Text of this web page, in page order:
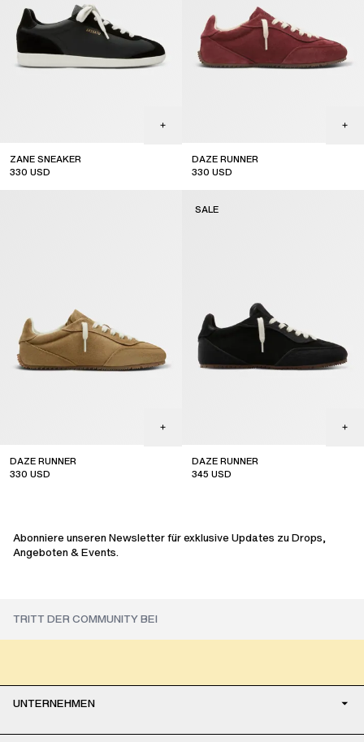
ZANE SNEAKER
330 USD
DAZE RUNNER
330 USD
DAZE RUNNER
330 USD
DAZE RUNNER
345 USD
SALE
Abonniere unseren Newsletter für exklusive Updates zu Drops,
Angeboten & Events.
UNTERNEHMEN